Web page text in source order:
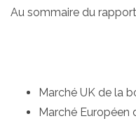
Au sommaire du
Marché UK de la
Marché